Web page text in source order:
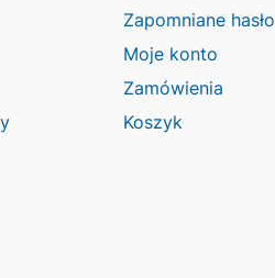
Zapomniane hasło
Moje konto
Zamówienia
Koszyk